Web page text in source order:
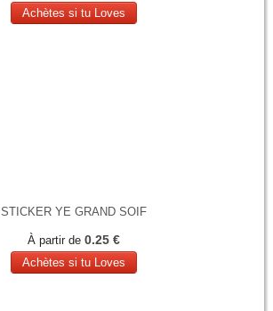
Achètes si tu Loves
STICKER YE GRAND SOIF
À partir de 0.25 €
Achètes si tu Loves